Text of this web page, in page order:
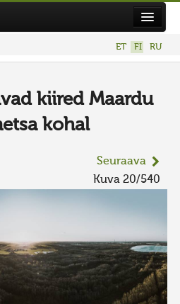
ET FI RU
kiired Maardu
kohal
Seuraava
Kuva 20/540